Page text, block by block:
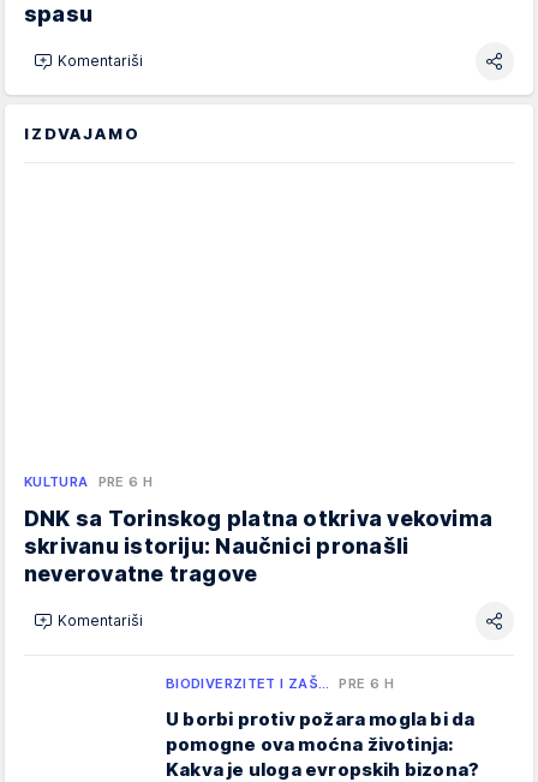
spasu
Komentariši
IZDVAJAMO
KULTURA PRE 6 H
DNK sa Torinskog platna otkriva vekovima
skrivanu istoriju: Naučnici pronašli
neverovatne tragove
Komentariši
BIODIVERZITET I ZAŠ… PRE 6 H
U borbi protiv požara mogla bi da
pomogne ova moćna životinja:
Kakva je uloga evropskih bizona?